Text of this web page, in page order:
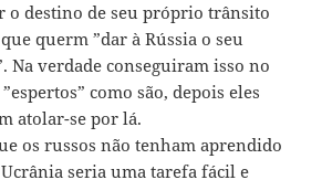
o destino de seu próprio trânsito
querm ”dar à Rússia o seu
Na verdade conseguiram isso no
como são, depois eles
atolar-se por lá.
os russos não tenham aprendido
seria uma tarefa fácil e